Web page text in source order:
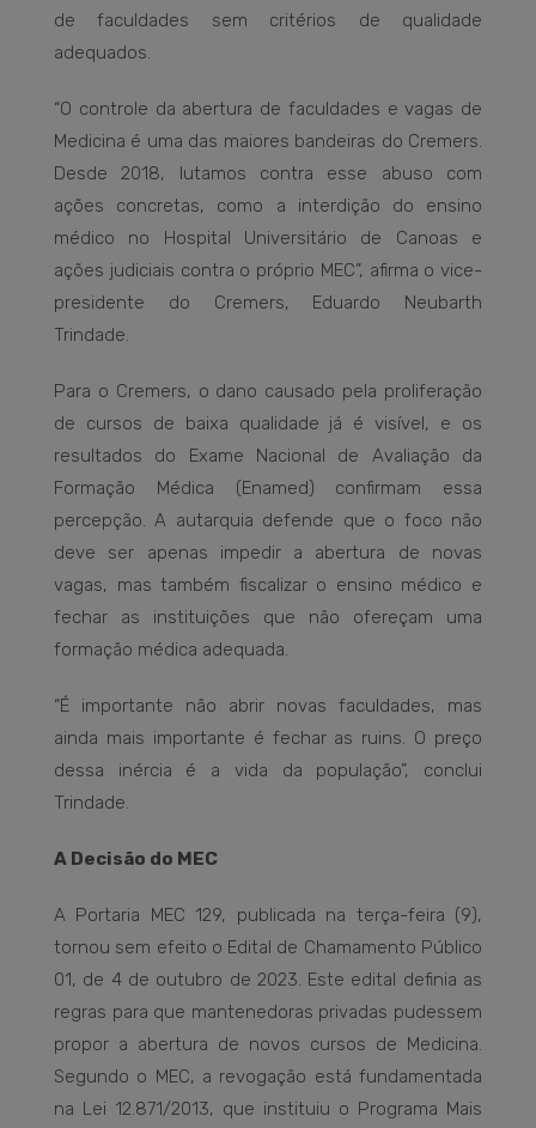
de faculdades sem critérios de qualidade
adequados.
“O controle da abertura de faculdades e vagas de
Medicina é uma das maiores bandeiras do Cremers.
Desde 2018, lutamos contra esse abuso com
ações concretas, como a interdição do ensino
médico no Hospital Universitário de Canoas e
ações judiciais contra o próprio MEC”, afirma o vice-
presidente do Cremers, Eduardo Neubarth
Trindade.
Para o Cremers, o dano causado pela proliferação
de cursos de baixa qualidade já é visível, e os
resultados do Exame Nacional de Avaliação da
Formação Médica (Enamed) confirmam essa
percepção. A autarquia defende que o foco não
deve ser apenas impedir a abertura de novas
vagas, mas também fiscalizar o ensino médico e
fechar as instituições que não ofereçam uma
formação médica adequada.
“É importante não abrir novas faculdades, mas
ainda mais importante é fechar as ruins. O preço
dessa inércia é a vida da população”, conclui
Trindade.
A Decisão do MEC
A Portaria MEC 129, publicada na terça-feira (9),
tornou sem efeito o Edital de Chamamento Público
01, de 4 de outubro de 2023. Este edital definia as
regras para que mantenedoras privadas pudessem
propor a abertura de novos cursos de Medicina.
Segundo o MEC, a revogação está fundamentada
na Lei 12.871/2013, que instituiu o Programa Mais